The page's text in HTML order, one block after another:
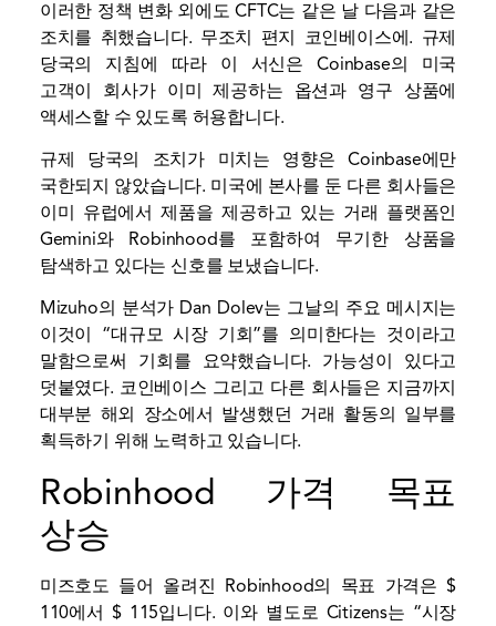
이러한 정책 변화 외에도 CFTC는 같은 날 다음과 같은
조치를 취했습니다. 무조치 편지 코인베이스에. 규제
당국의 지침에 따라 이 서신은 Coinbase의 미국
고객이 회사가 이미 제공하는 옵션과 영구 상품에
액세스할 수 있도록 허용합니다.
규제 당국의 조치가 미치는 영향은 Coinbase에만
국한되지 않았습니다. 미국에 본사를 둔 다른 회사들은
이미 유럽에서 제품을 제공하고 있는 거래 플랫폼인
Gemini와 Robinhood를 포함하여 무기한 상품을
탐색하고 있다는 신호를 보냈습니다.
Mizuho의 분석가 Dan Dolev는 그날의 주요 메시지는
이것이 “대규모 시장 기회”를 의미한다는 것이라고
말함으로써 기회를 요약했습니다. 가능성이 있다고
덧붙였다. 코인베이스 그리고 다른 회사들은 지금까지
대부분 해외 장소에서 발생했던 거래 활동의 일부를
획득하기 위해 노력하고 있습니다.
Robinhood 가격 목표
상승
미즈호도 들어 올려진 Robinhood의 목표 가격은 $
110에서 $ 115입니다. 이와 별도로 Citizens는 “시장